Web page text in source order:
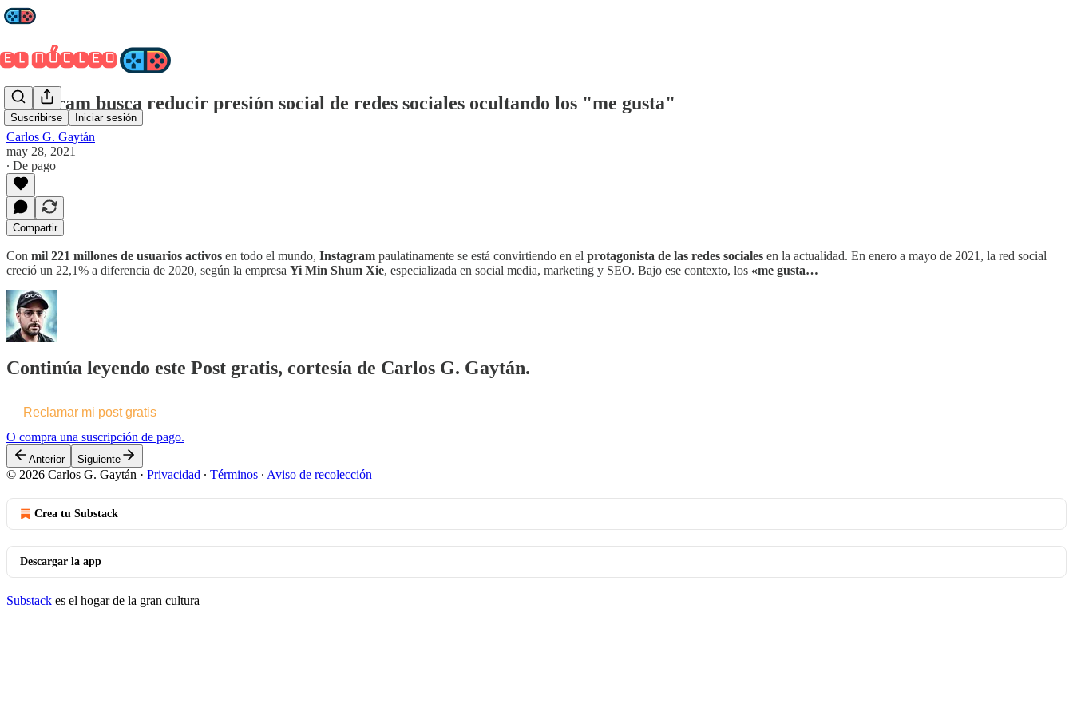
Suscribirse Iniciar sesión
Instagram busca reducir presión social de redes sociales ocultando los "me gusta"
Carlos G. Gaytán
may 28, 2021
∙ De pago
Compartir
Con mil 221 millones de usuarios activos en todo el mundo, Instagram paulatinamente se está convirtiendo en el protagonista de las redes sociales en la actualidad. En enero a mayo de 2021, la red social
creció un 22,1% a diferencia de 2020, según la empresa Yi Min Shum Xie, especializada en social media, marketing y SEO. Bajo ese contexto, los «me gusta…
Continúa leyendo este Post gratis, cortesía de Carlos G. Gaytán.
Reclamar mi post gratis
O compra una suscripción de pago.
Anterior Siguiente
© 2026 Carlos G. Gaytán · Privacidad ∙ Términos ∙ Aviso de recolección
Crea tu Substack
Descargar la app
Substack es el hogar de la gran cultura